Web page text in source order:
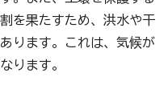
を果たすため、洪水や干
ります。これは、気候が
ります。